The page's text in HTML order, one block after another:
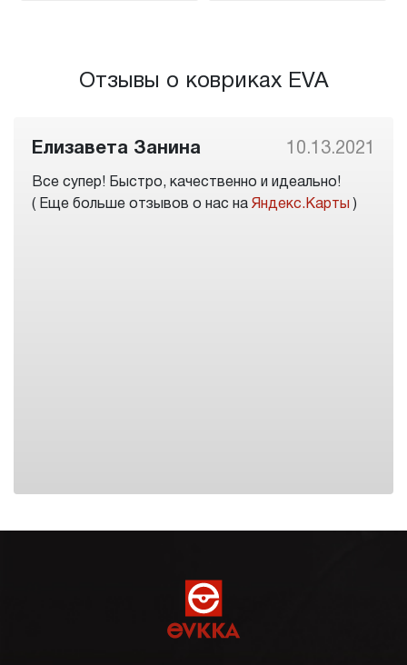
Отзывы о ковриках EVA
Елизавета Занина 10.13.2021
Все супер! Быстро, качественно и идеально!
( Еще больше отзывов о нас на Яндекс.Карты )